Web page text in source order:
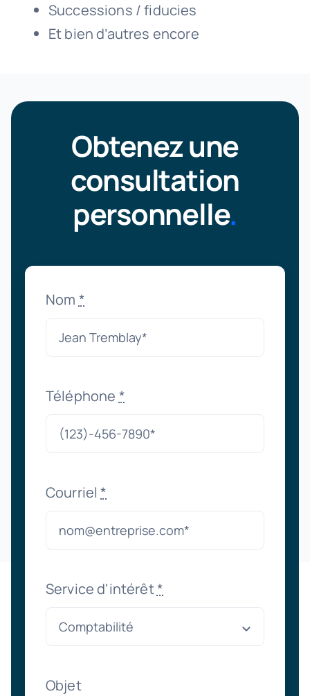
Successions / fiducies
Et bien d’autres encore
Obtenez une
consultation
personnelle.
Nom *
Téléphone *
Courriel*
Service d'intérêt*
Objet